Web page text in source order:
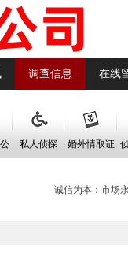
调查信息 在线
私人侦探 婚外情取证
诚信为本：市场永